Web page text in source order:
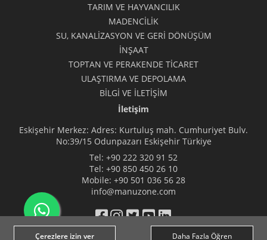
TARIM VE HAYVANCILIK
MADENCİLİK
SU, KANALİZASYON VE GERİ DÖNÜŞÜM
İNŞAAT
TOPTAN VE PERAKENDE TİCARET
ULAŞTIRMA VE DEPOLAMA
BİLGİ VE İLETİŞİM
İletişim
Eskişehir Merkez: Adres: Kurtuluş mah. Cumhuriyet Bulv.
No:39/15 Odunpazarı Eskişehir Türkiye
Tel: +90 222 320 91 52
Tel: +90 850 450 26 10
Mobile: +90 501 036 56 28
info@manuzone.com
Çerezlere izin ver Daha Fazla Öğren